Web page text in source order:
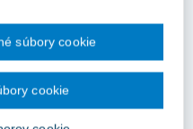
len registrovaní
už zaregistrovaný,
súbory cookie
cookie